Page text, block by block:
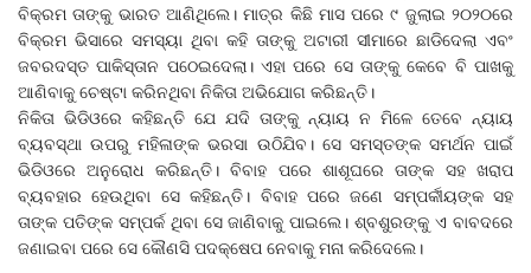
ବିକ୍ରମ ତାଙ୍କୁ ଭାରତ ଆଣିଥିଲେ। ମାତ୍ର କିଛି ମାସ ପରେ ୯ ଜୁଲାଇ ୨୦୨୦ରେ
ବିକ୍ରମ ଭିସାରେ ସମସ୍ୟା ଥିବା କହି ତାଙ୍କୁ ଅଟାରୀ ସୀମାରେ ଛାଡିଦେଲା ଏବଂ
ଜବରଦସ୍ତ ପାକିସ୍ତାନ ପଠେଇଦେଲା। ଏହା ପରେ ସେ ତାଙ୍କୁ କେବେ ବି ପାଖକୁ
ଆଣିବାକୁ ଚେଷ୍ଟା କରିନଥିବା ନିକିତା ଅଭିଯୋଗ କରିଛନ୍ତି।
ନିକିତା ଭିଡିଓରେ କହିଛନ୍ତି ଯେ ଯଦି ତାଙ୍କୁ ନ୍ୟାୟ ନ ମିଳେ ତେବେ ନ୍ୟାୟ
ବ୍ୟବସ୍ଥା ଉପରୁ ମହିଳାଙ୍କ ଭରସା ଉଠିଯିବ। ସେ ସମସ୍ତଙ୍କ ସମର୍ଥନ ପାଇଁ
ଭିଡିଓରେ ଅନୁରୋଧ କରିଛନ୍ତି। ବିବାହ ପରେ ଶାଶୂଘରେ ତାଙ୍କ ସହ ଖରାପ
ବ୍ୟବହାର ହେଉଥିବା ସେ କହିଛନ୍ତି। ବିବାହ ପରେ ଜଣେ ସମ୍ପର୍କୀୟଙ୍କ ସହ
ତାଙ୍କ ପତିଙ୍କ ସମ୍ପର୍କ ଥିବା ସେ ଜାଣିବାକୁ ପାଇଲେ। ଶ୍ବଶୁରଙ୍କୁ ଏ ବାବଦରେ
ଜଣାଇବା ପରେ ସେ କୌଣସି ପଦକ୍ଷେପ ନେବାକୁ ମନା କରିଦେଲେ।